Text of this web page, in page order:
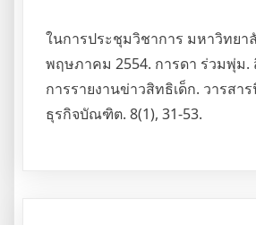
ในการประชุมวิชาการ มหาวิทยา
พฤษภาคม 2554. การดา ร่วมพุ่ม
การรายงานข่าวสิทธิเด็ก. วารสา
ธุรกิจบัณฑิต. 8(1), 31-53.